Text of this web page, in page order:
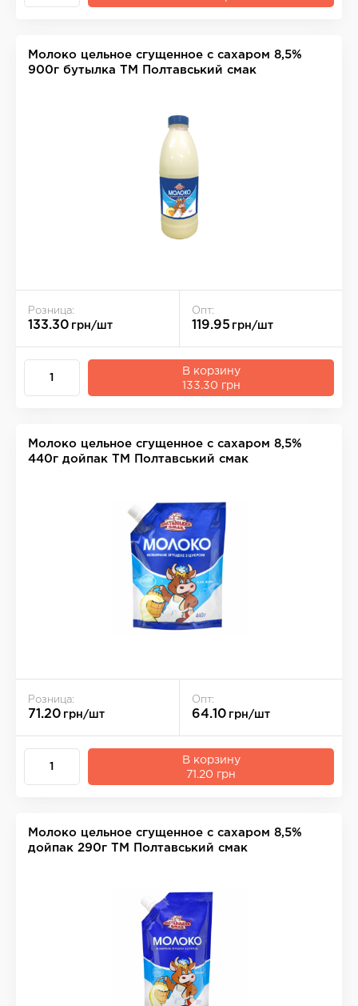
Молоко цельное сгущенное с сахаром 8,5%
900г бутылка ТМ Полтавський смак
Розница:
133.30 грн/шт
Опт:
119.95 грн/шт
В корзину
133.30 грн
Молоко цельное сгущенное с сахаром 8,5%
440г дойпак ТМ Полтавський смак
Розница:
71.20 грн/шт
Опт:
64.10 грн/шт
В корзину
71.20 грн
Молоко цельное сгущенное с сахаром 8,5%
дойпак 290г ТМ Полтавський смак